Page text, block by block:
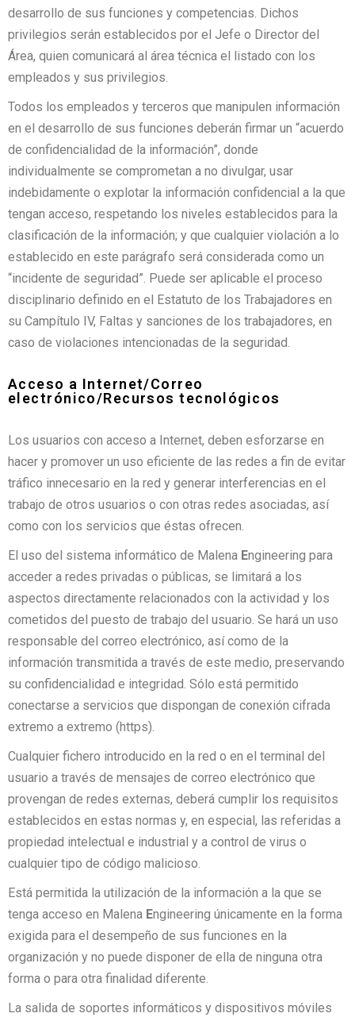
desarrollo de sus funciones y competencias. Dichos
privilegios serán establecidos por el Jefe o Director del
Área, quien comunicará al área técnica el listado con los
empleados y sus privilegios.
Todos los empleados y terceros que manipulen información
en el desarrollo de sus funciones deberán firmar un “acuerdo
de confidencialidad de la información”, donde
individualmente se comprometan a no divulgar, usar
indebidamente o explotar la información confidencial a la que
tengan acceso, respetando los niveles establecidos para la
clasificación de la información; y que cualquier violación a lo
establecido en este parágrafo será considerada como un
“incidente de seguridad”. Puede ser aplicable el proceso
disciplinario definido en el Estatuto de los Trabajadores en
su Campítulo IV, Faltas y sanciones de los trabajadores, en
caso de violaciones intencionadas de la seguridad.
Acceso a Internet/Correo
electrónico/Recursos tecnológicos
Los usuarios con acceso a Internet, deben esforzarse en
hacer y promover un uso eficiente de las redes a fin de evitar
tráfico innecesario en la red y generar interferencias en el
trabajo de otros usuarios o con otras redes asociadas, así
como con los servicios que éstas ofrecen.
El uso del sistema informático de Malena Engineering para
acceder a redes privadas o públicas, se limitará a los
aspectos directamente relacionados con la actividad y los
cometidos del puesto de trabajo del usuario. Se hará un uso
responsable del correo electrónico, así como de la
información transmitida a través de este medio, preservando
su confidencialidad e integridad. Sólo está permitido
conectarse a servicios que dispongan de conexión cifrada
extremo a extremo (https).
Cualquier fichero introducido en la red o en el terminal del
usuario a través de mensajes de correo electrónico que
provengan de redes externas, deberá cumplir los requisitos
establecidos en estas normas y, en especial, las referidas a
propiedad intelectual e industrial y a control de virus o
cualquier tipo de código malicioso.
Está permitida la utilización de la información a la que se
tenga acceso en Malena Engineering únicamente en la forma
exigida para el desempeño de sus funciones en la
organización y no puede disponer de ella de ninguna otra
forma o para otra finalidad diferente.
La salida de soportes informáticos y dispositivos móviles